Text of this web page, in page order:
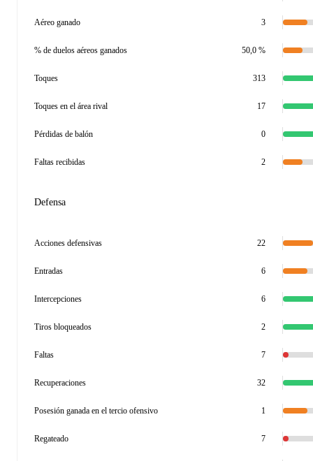
Aéreo ganado 3
% de duelos aéreos ganados 50,0 %
Toques 313
Toques en el área rival 17
Pérdidas de balón 0
Faltas recibidas 2
Defensa
Acciones defensivas 22
Entradas 6
Intercepciones 6
Tiros bloqueados 2
Faltas 7
Recuperaciones 32
Posesión ganada en el tercio ofensivo 1
Regateado 7